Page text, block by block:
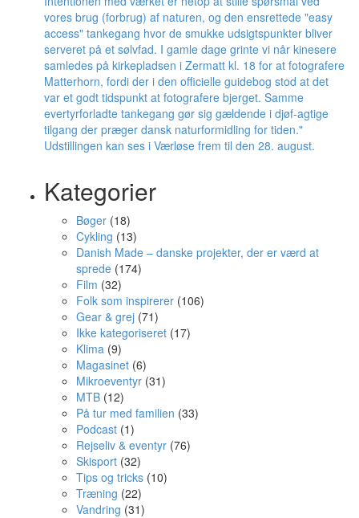
Kategorier
Bøger (18)
Cykling (13)
Danish Made – danske projekter, der er værd at
sprede (174)
Film (32)
Folk som inspirerer (106)
Gear & grej (71)
Ikke kategoriseret (17)
Klima (9)
Magasinet (6)
Mikroeventyr (31)
MTB (12)
På tur med familien (33)
Podcast (1)
Rejseliv & eventyr (76)
Skisport (32)
Tips og tricks (10)
Træning (22)
Vandring (31)